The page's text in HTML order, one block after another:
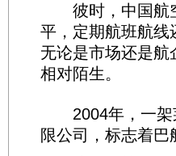
彼时，中国航空
平，定期航班航线
无论是市场还是
相对陌生。
2004年，一架
限公司，标志着